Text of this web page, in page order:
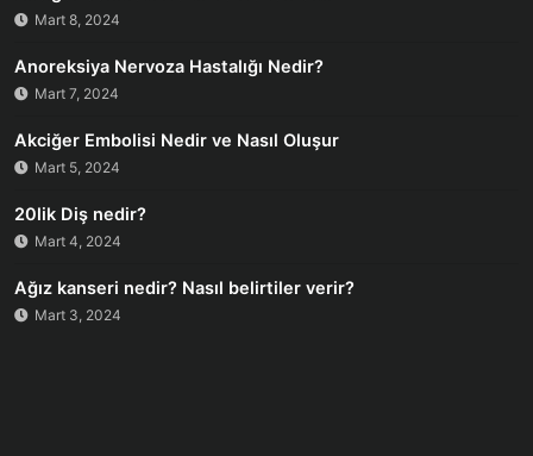
Mart 8, 2024
Anoreksiya Nervoza Hastalığı Nedir?
Mart 7, 2024
Akciğer Embolisi Nedir ve Nasıl Oluşur
Mart 5, 2024
20lik Diş nedir?
Mart 4, 2024
Ağız kanseri nedir? Nasıl belirtiler verir?
Mart 3, 2024